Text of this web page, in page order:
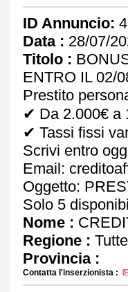
ID Annuncio:
Data : 28/07/
Titolo :
ENTRO IL 02/
Prestito
✔ Da 2.000€ a
✔ Tassi fissi
Scrivi entro
Email:
Oggetto:
Solo 5
Nome :
Regione :
Provincia :
Contatta l'inserzionista :